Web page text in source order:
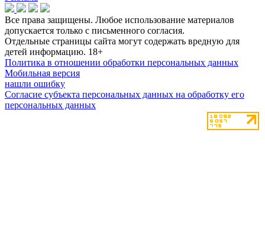
Все права защищены. Любое использование материалов
допускается только с письменного согласия.
Отдельные страницы сайта могут содержать вредную для
детей информацию. 18+
Политика в отношении обработки персональных данных
Мобильная версия
нашли ошибку
Согласие субъекта персональных данных на обработку его
персональных данных